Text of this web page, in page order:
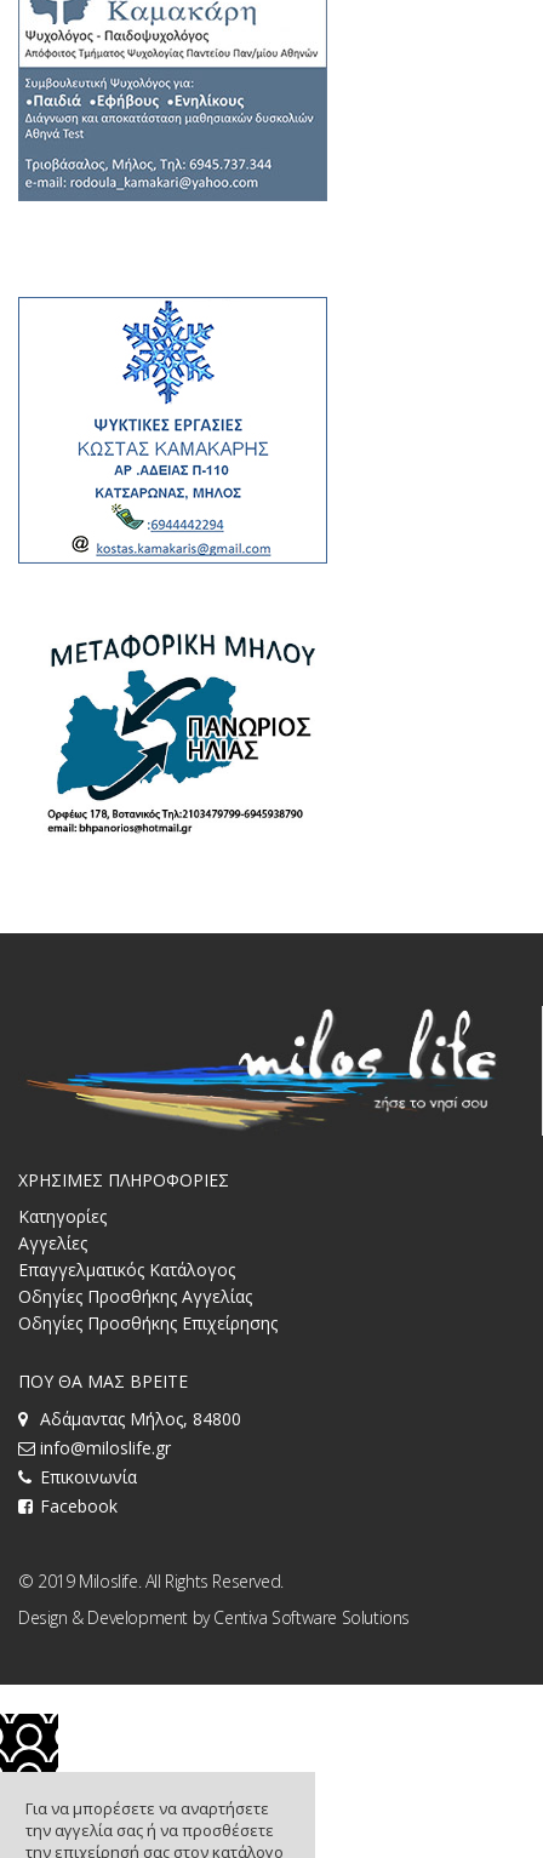
ΧΡΗΣΙΜΕΣ ΠΛΗΡΟΦΟΡΙΕΣ
Κατηγορίες
Αγγελίες
Επαγγελματικός Κατάλογος
Οδηγίες Προσθήκης Αγγελίας
Οδηγίες Προσθήκης Επιχείρησης
ΠΟΥ ΘΑ ΜΑΣ ΒΡΕΙΤΕ
Αδάμαντας Μήλος, 84800
info@miloslife.gr
Επικοινωνία
Facebook
© 2019 Miloslife. All Rights Reserved.
Design & Development byCentiva Software Solutions
Για να μπορέσετε να αναρτήσετε
την αγγελία σας ή να προσθέσετε
την επιχείρησή σας στον κατάλογο